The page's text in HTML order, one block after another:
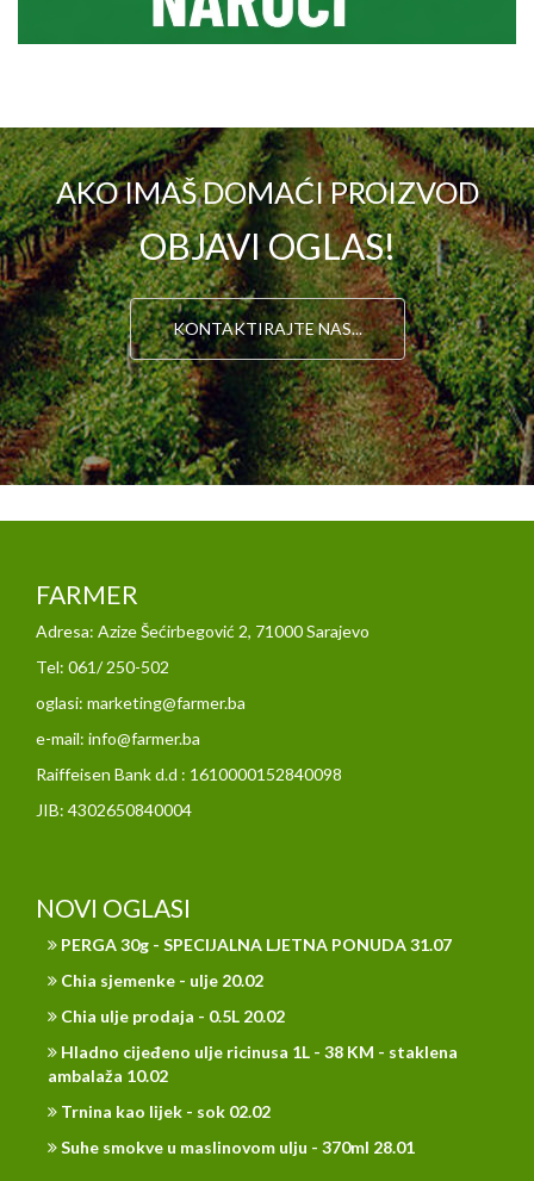
AKO IMAŠ DOMAĆI PROIZVOD
OBJAVI OGLAS!
KONTAKTIRAJTE NAS...
FARMER
Adresa: Azize Šećirbegović 2, 71000 Sarajevo
Tel: 061/ 250-502
oglasi: marketing@farmer.ba
e-mail: info@farmer.ba
Raiffeisen Bank d.d : 1610000152840098
JIB: 4302650840004
NOVI OGLASI
PERGA 30g - SPECIJALNA LJETNA PONUDA 31.07
Chia sjemenke - ulje 20.02
Chia ulje prodaja - 0.5L 20.02
Hladno cijeđeno ulje ricinusa 1L - 38 KM - staklena
ambalaža 10.02
Trnina kao lijek - sok 02.02
Suhe smokve u maslinovom ulju - 370ml 28.01